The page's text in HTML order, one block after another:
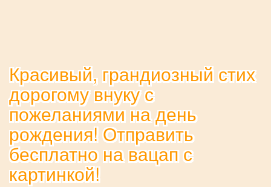
Красивый, грандиозный стих
дорогому внуку с
пожеланиями на день
рождения! Отправить
бесплатно на вацап с
картинкой!